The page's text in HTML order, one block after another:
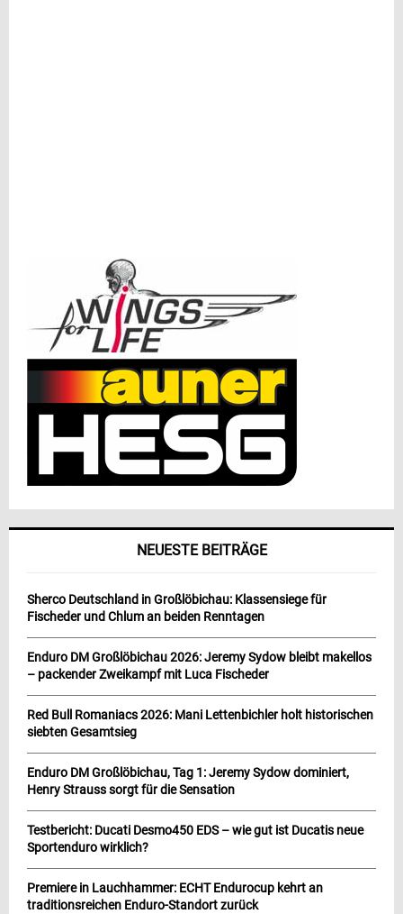
NEUESTE BEITRÄGE
Sherco Deutschland in Großlöbichau: Klassensiege für
Fischeder und Chlum an beiden Renntagen
Enduro DM Großlöbichau 2026: Jeremy Sydow bleibt makellos
– packender Zweikampf mit Luca Fischeder
Red Bull Romaniacs 2026: Mani Lettenbichler holt historischen
siebten Gesamtsieg
Enduro DM Großlöbichau, Tag 1: Jeremy Sydow dominiert,
Henry Strauss sorgt für die Sensation
Testbericht: Ducati Desmo450 EDS – wie gut ist Ducatis neue
Sportenduro wirklich?
Premiere in Lauchhammer: ECHT Endurocup kehrt an
traditionsreichen Enduro-Standort zurück